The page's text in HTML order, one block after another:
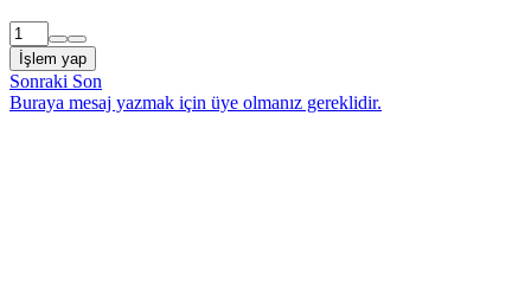
İşlem yap
Sonraki Son
Buraya mesaj yazmak için üye olmanız gereklidir.